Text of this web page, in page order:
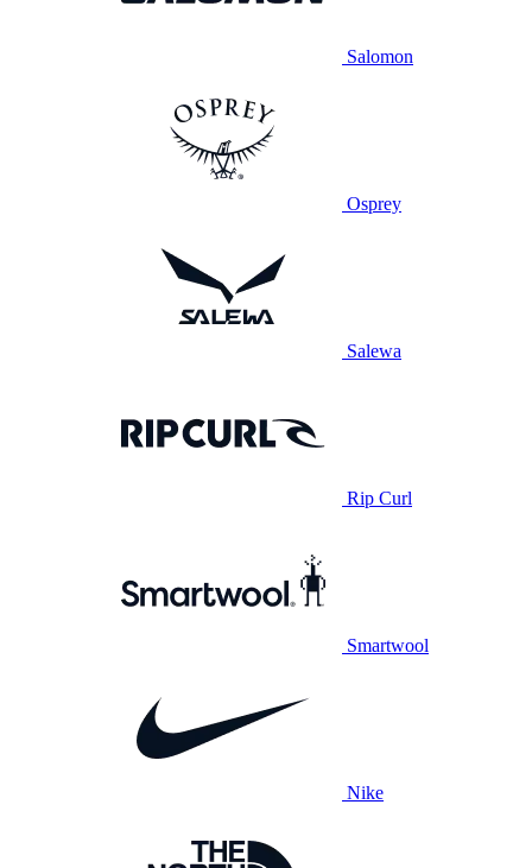
Salomon
Osprey
Salewa
Rip Curl
Smartwool
Nike